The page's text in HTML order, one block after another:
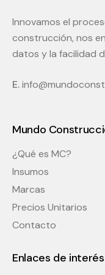
Innovamos el
construcción, nos
datos y la facilidad
E.
Mundo
¿Qué es MC?
Insumos
Marcas
Precios Unitarios
Contacto
Enlaces de interés